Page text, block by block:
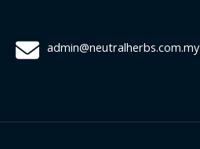
admin@neutralherbs.com.my